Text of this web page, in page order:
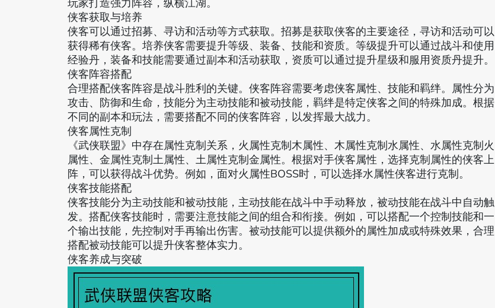
玩家打造强力阵容，纵横江湖。
侠客获取与培养
侠客可以通过招募、寻访和活动等方式获取。招募是获取侠客的主要途径，寻访和活动可以
获得稀有侠客。培养侠客需要提升等级、装备、技能和资质。等级提升可以通过战斗和使用
经验丹，装备和技能需要通过副本和活动获取，资质可以通过提升星级和服用资质丹提升。
侠客阵容搭配
合理搭配侠客阵容是战斗胜利的关键。侠客阵容需要考虑侠客属性、技能和羁绊。属性分为
攻击、防御和生命，技能分为主动技能和被动技能，羁绊是特定侠客之间的特殊加成。根据
不同的副本和玩法，需要搭配不同的侠客阵容，以发挥最大战力。
侠客属性克制
《武侠联盟》中存在属性克制关系，火属性克制木属性、木属性克制水属性、水属性克制火
属性、金属性克制土属性、土属性克制金属性。根据对手侠客属性，选择克制属性的侠客上
阵，可以获得战斗优势。例如，面对火属性BOSS时，可以选择水属性侠客进行克制。
侠客技能搭配
侠客技能分为主动技能和被动技能，主动技能在战斗中手动释放，被动技能在战斗中自动触
发。搭配侠客技能时，需要注意技能之间的组合和衔接。例如，可以搭配一个控制技能和一
个输出技能，先控制对手再输出伤害。被动技能可以提供额外的属性加成或特殊效果，合理
搭配被动技能可以提升侠客整体实力。
侠客养成与突破